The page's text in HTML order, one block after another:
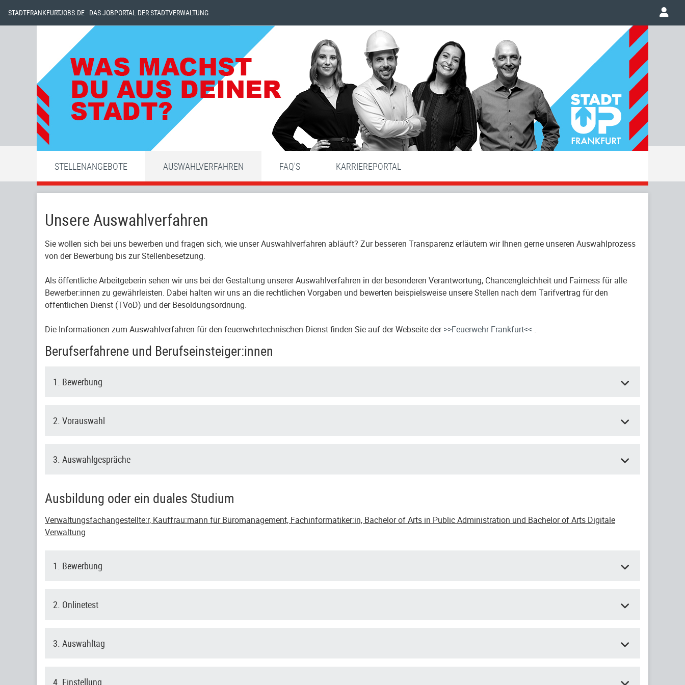
STADTFRANKFURTJOBS.DE - DAS JOBPORTAL DER STADTVERWALTUNG
STELLENANGEBOTE AUSWAHLVERFAHREN FAQ'S KARRIEREPORTAL
Unsere Auswahlverfahren
Sie wollen sich bei uns bewerben und fragen sich, wie unser Auswahlverfahren abläuft? Zur besseren Transparenz erläutern wir Ihnen gerne unseren Auswahlprozess
von der Bewerbung bis zur Stellenbesetzung.
Als öffentliche Arbeitgeberin sehen wir uns bei der Gestaltung unserer Auswahlverfahren in der besonderen Verantwortung, Chancengleichheit und Fairness für alle
Bewerber:innen zu gewährleisten. Dabei halten wir uns an die rechtlichen Vorgaben und bewerten beispielsweise unsere Stellen nach dem Tarifvertrag für den
öffentlichen Dienst (TVöD) und der Besoldungsordnung.
Die Informationen zum Auswahlverfahren für den feuerwehrtechnischen Dienst finden Sie auf der Webseite der>>Feuerwehr Frankfurt<< .
Berufserfahrene und Berufseinsteiger:innen
1. Bewerbung
2. Vorauswahl
3. Auswahlgespräche
Ausbildung oder ein duales Studium
Verwaltungsfachangestellte:r, Kauffrau:mann für Büromanagement, Fachinformatiker:in, Bachelor of Arts in Public Administration und Bachelor of Arts Digitale
Verwaltung
1. Bewerbung
2. Onlinetest
3. Auswahltag
4. Einstellung